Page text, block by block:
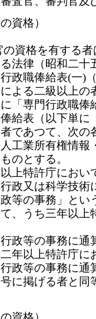
資格）
資格を有する者
法律（昭和二十
政職俸給表(一)
よる二級以上の
に「専門行政職
給表（以下単に
であつて、次
工業所有権情報
のとする。
上特許庁におい
政又は科学技術
政等の事務」と
、うち三年以上
政等の事務に通
年以上特許庁に
政等の事務に通
に掲げる者と同